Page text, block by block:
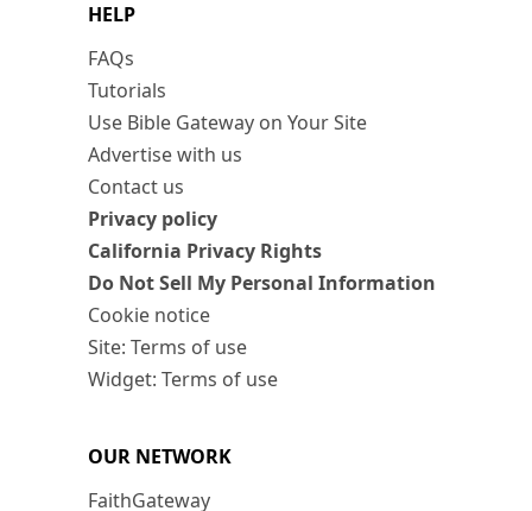
HELP
FAQs
Tutorials
Use Bible Gateway on Your Site
Advertise with us
Contact us
Privacy policy
California Privacy Rights
Do Not Sell My Personal Information
Cookie notice
Site: Terms of use
Widget: Terms of use
OUR NETWORK
FaithGateway